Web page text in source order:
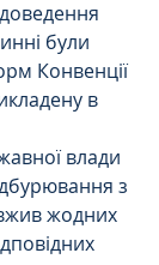
були
Конвенції
в
влади
з
вжив жодних